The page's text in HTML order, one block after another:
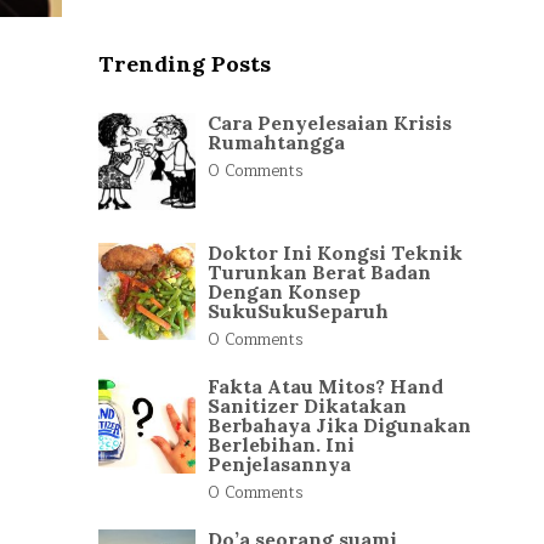
Trending Posts
Cara Penyelesaian Krisis
Rumahtangga
0 Comments
Doktor Ini Kongsi Teknik
Turunkan Berat Badan
Dengan Konsep
SukuSukuSeparuh
0 Comments
Fakta Atau Mitos? Hand
Sanitizer Dikatakan
Berbahaya Jika Digunakan
Berlebihan. Ini
Penjelasannya
0 Comments
Do’a seorang suami